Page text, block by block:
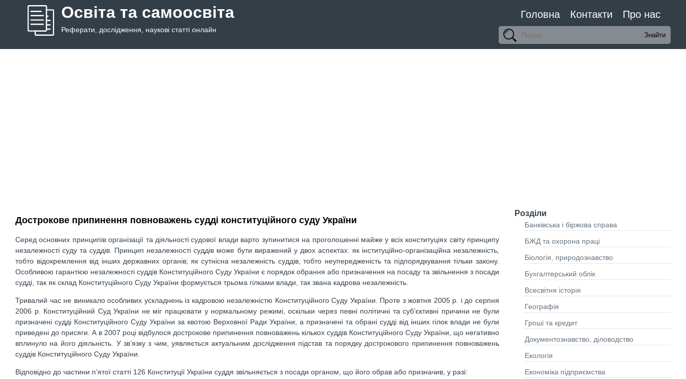
Освіта та самоосвіта
Реферати, дослідження, наукові статті онлайн
Головна Контакти Про нас
Дострокове припинення повноважень судді конституційного суду України
Серед основних принципів організації та діяльності судової влади варто зупинитися на проголошенні майже у всіх конституціях світу принципу
незалежності суду та суддів. Принцип незалежності суддів може бути виражений у двох аспектах: як інституційно-організаційна незалежність,
тобто відокремлення від інших державних органів; як сутнісна незалежність суддів, тобто неупередженість та підпорядкування тільки закону.
Особливою гарантією незалежності суддів Конституційного Суду України є порядок обрання або призначення на посаду та звільнення з посади
судді, так як склад Конституційного Суду України формується трьома гілками влади, так звана кадрова незалежність.
Тривалий час не виникало особливих ускладнень із кадровою незалежністю Конституційного Суду України. Проте з жовтня 2005 р. і до серпня
2006 р. Конституційний Суд України не міг працювати у нормальному режимі, оскільки через певні політичні та суб’єктивні причини не були
призначені судді Конституційного Суду України за квотою Верховної Ради України, а призначені та обрані судді від інших гілок влади не були
приведені до присяги. А в 2007 році відбулося дострокове припинення повноважень кількох суддів Конституційного Суду України, що негативно
вплинуло на його діяльність. У зв’язку з чим, уявляється актуальним дослідження підстав та порядку дострокового припинення повноважень
суддів Конституційного Суду України.
Відповідно до частини п’ятої статті 126 Конституції України суддя звільняється з посади органом, що його обрав або призначив, у разі:
Розділи
Банківська і біржова справа
БЖД та охорона праці
Біологія, природознавство
Бухгалтерський облік
Всесвітня історія
Географія
Гроші та кредит
Документознавство, діловодство
Екологія
Економіка підприємства